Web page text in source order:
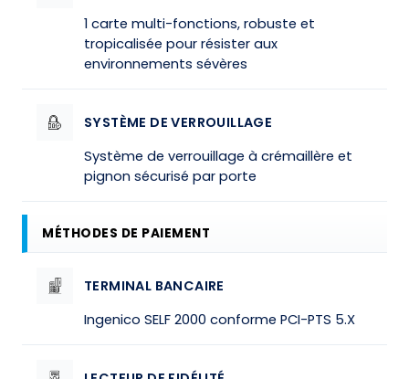
1 carte multi-fonctions, robuste et
tropicalisée pour résister aux
environnements sévères
SYSTÈME DE VERROUILLAGE
Système de verrouillage à crémaillère et
pignon sécurisé par porte
MÉTHODES DE PAIEMENT
TERMINAL BANCAIRE
Ingenico SELF 2000 conforme PCI-PTS 5.X